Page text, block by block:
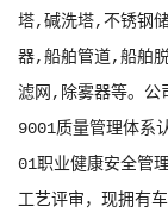
塔,碱洗塔,不锈钢
器,船舶管道,船舶
滤网,除雾器等。公
9001质量管理体系
01职业健康安全管
工艺评审，现拥有